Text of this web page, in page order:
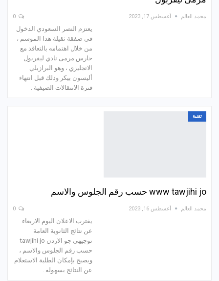
محمد العالم أغسطس 17, 2023
يعتزم النصر السعودي الدخول
في صفقة ثقيلة هذا الموسم ،
من خلال اهتمامه بالتعاقد مع
حارس مرمى نادي ليفربول
الانجليزي ، وهو البرازيلي
أليسون بيكر وذلك قبل انتهاء
فترة الانتقالات الصيفية .
تقنية
www tawjihi jo حسب رقم الجلوس والاسم
محمد العالم أغسطس 16, 2023
يقترب الاعلان اليوم الاربعاء
عن نتائج الثانوية العامة
توجيهي جو الاردن tawjihi jo
حسب رقم الجلوس والاسم ،
ويصبح بإمكان الطلبة الاستعلام
عن النتائج بسهولة .